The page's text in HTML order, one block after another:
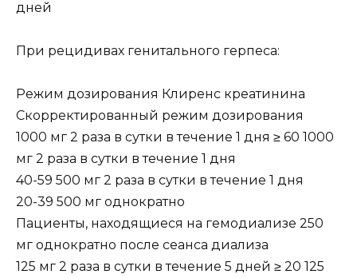
дней
При рецидивах генитального герпеса:
Режим дозирования Клиренс креатинина
Скорректированный режим дозирования
1000 мг 2 раза в сутки в течение 1 дня ≥ 60 1000
мг 2 раза в сутки в течение 1 дня
40-59 500 мг 2 раза в сутки в течение 1 дня
20-39 500 мг однократно
Пациенты, находящиеся на гемодиализе 250
мг однократно после сеанса диализа
125 мг 2 раза в сутки в течение 5 дней ≥ 20 125